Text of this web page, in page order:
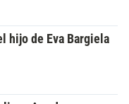
hijo de Eva Bargiela